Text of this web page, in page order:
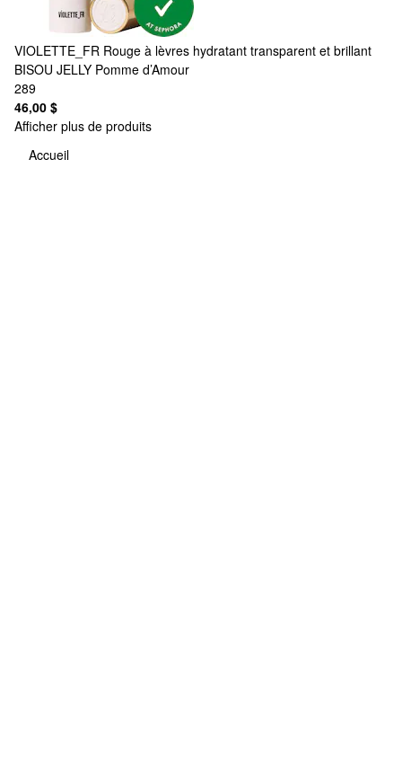
VIOLETTE_FR Rouge à lèvres hydratant transparent et brillant
BISOU JELLY Pomme d’Amour
289
46,00 $
Afficher plus de produits
Accueil